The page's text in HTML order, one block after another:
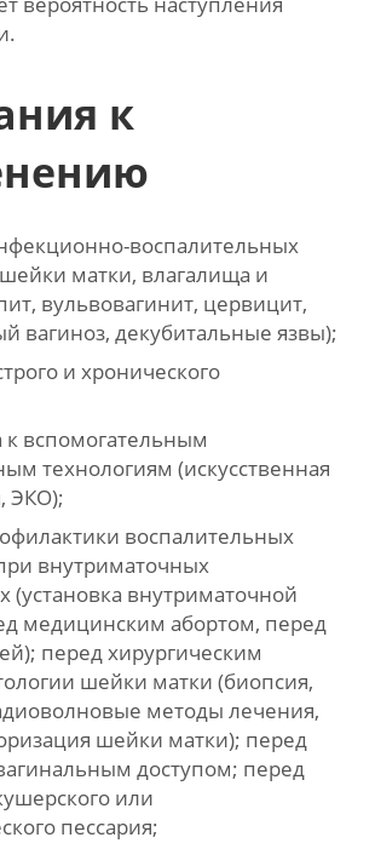
к
воспалительных
матки, влагалища и
вульвовагинит, цервицит,
вагиноз, декубитальные язвы);
и хронического
к вспомогательным
технологиям (искусственная
ЭКО);
воспалительных
внутриматочных
(установка внутриматочной
медицинским абортом, перед
перед хирургическим
шейки матки (биопсия,
методы лечения,
шейки матки); перед
доступом; перед
или
пессария;